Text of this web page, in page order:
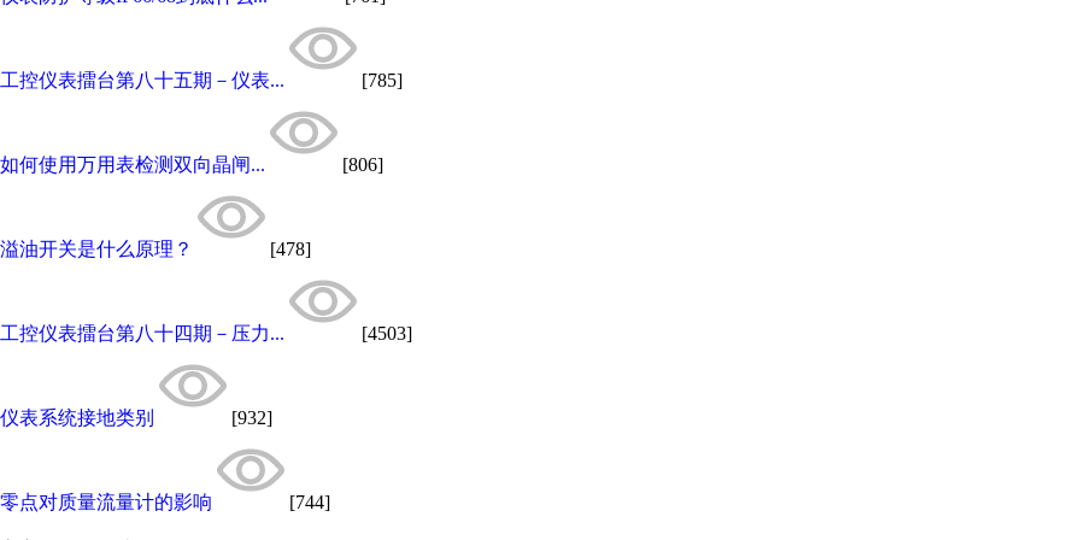
工控仪表擂台第八十五期－仪表... [785]
如何使用万用表检测双向晶闸... [806]
溢油开关是什么原理？ [478]
工控仪表擂台第八十四期－压力... [4503]
仪表系统接地类别 [932]
零点对质量流量计的影响 [744]